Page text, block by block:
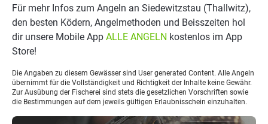
Für mehr Infos zum Angeln an Siedewitzstau (Thallwitz),
den besten Ködern, Angelmethoden und Beisszeiten hol
dir unsere Mobile App ALLE ANGELN kostenlos im App
Store!
Die Angaben zu diesem Gewässer sind User generated Content. Alle Angeln
übernimmt für die Vollständigkeit und Richtigkeit der Inhalte keine Gewähr.
Zur Ausübung der Fischerei sind stets die gesetzlichen Vorschriften sowie
die Bestimmungen auf dem jeweils gültigen Erlaubnisschein einzuhalten.